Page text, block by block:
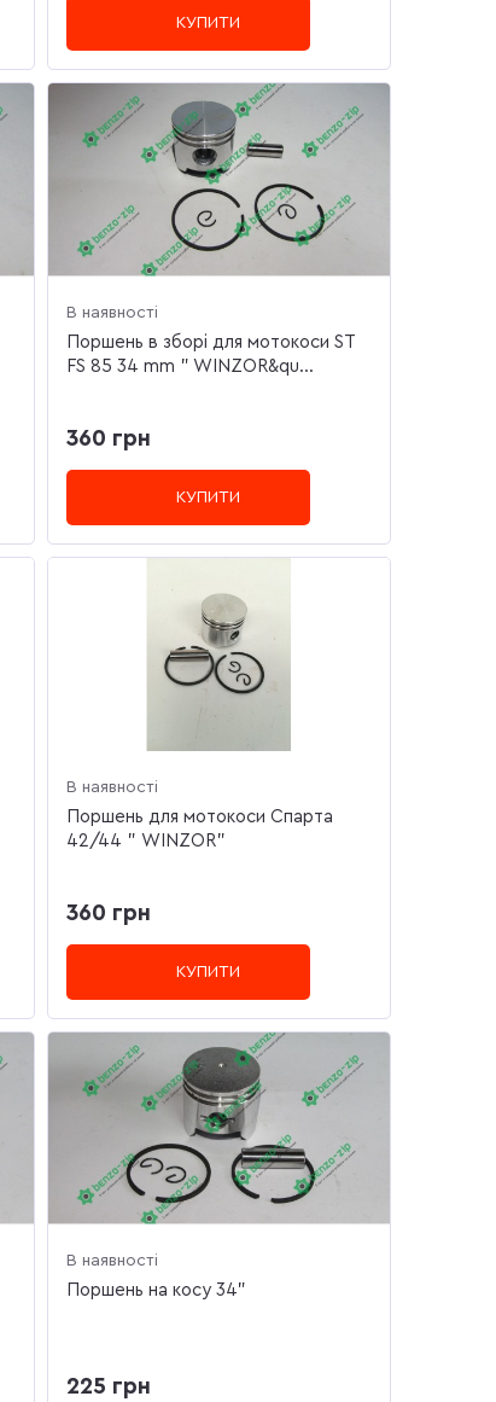
КУПИТИ
В наявності
Поршень в зборі для мотокоси ST
FS 85 34 mm " WINZOR&qu...
360 грн
КУПИТИ
В наявності
Поршень для мотокоси Спарта
42/44 " WINZOR"
360 грн
КУПИТИ
В наявності
Поршень на косу 34"
225 грн